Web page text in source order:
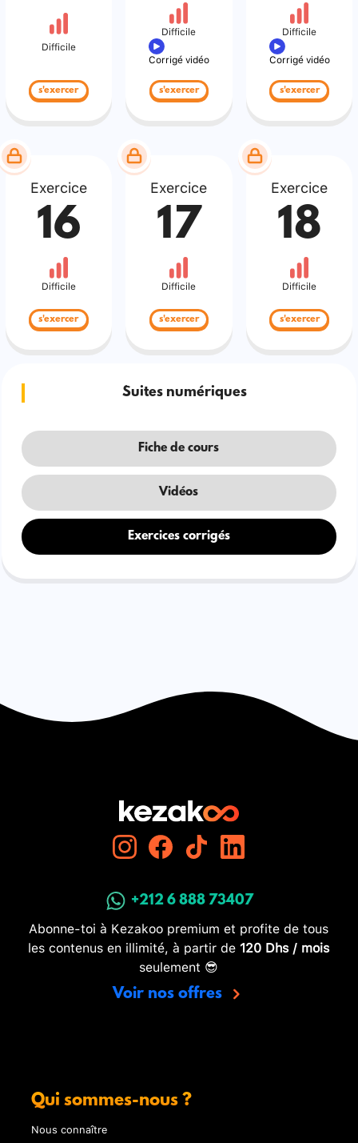
Difficile
s'exercer
Difficile
Corrigé vidéo
s'exercer
Difficile
Corrigé vidéo
s'exercer
Exercice
16
Difficile
s'exercer
Exercice
17
Difficile
s'exercer
Exercice
18
Difficile
s'exercer
Suites numériques
Fiche de cours
Vidéos
Exercices corrigés
+212 6 888 73407
Abonne-toi à Kezakoo premium et profite de tous
les contenus en illimité, à partir de 120 Dhs / mois
seulement 😎
Voir nos offres
Qui sommes-nous ?
Nous connaître